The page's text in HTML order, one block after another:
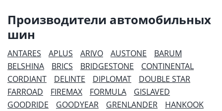
Производители автомобильных
шин
ANTARES APLUS ARIVO AUSTONE
BARUM
BELSHINA
BRICS BRIDGESTONE
CONTINENTAL
CORDIANT
DELINTE DIPLOMAT
DOUBLE STAR
FARROAD
FIREMAX FORMULA
GISLAVED
GOODRIDE
GOODYEAR GRENLANDER
HANKOOK